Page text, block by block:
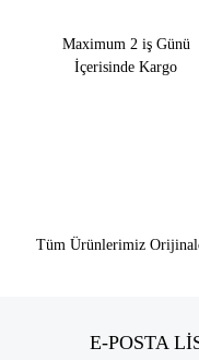
Maximum 2 iş Günü
İçerisinde Kargo
Tüm Ürünlerimiz
E-POSTA